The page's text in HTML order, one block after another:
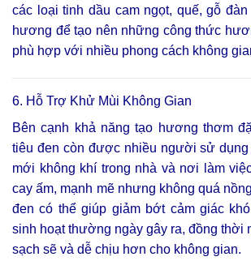
các loại tinh dầu cam ngọt, quế, gỗ
hương để tạo nên những công thức
phù hợp với nhiều phong cách không
6. Hỗ Trợ Khử Mùi Không Gian
Bên cạnh khả năng tạo hương thơm
tiêu đen còn được nhiều người sử dụng
mới không khí trong nhà và nơi làm
cay ấm, mạnh mẽ nhưng không quá
đen có thể giúp giảm bớt cảm giác
sinh hoạt thường ngày gây ra, đồng thời
sạch sẽ và dễ chịu hơn cho không gian.